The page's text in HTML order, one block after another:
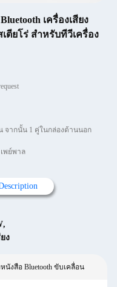
เครื่องเสียง
เตียโร่ สําหรับทีวีเครื่อง
จากนั้น 1 คู่ในกล่องด้านนอก
เพย์พาล
,
ง
นังสือ Bluetooth ขับเคลื่อน